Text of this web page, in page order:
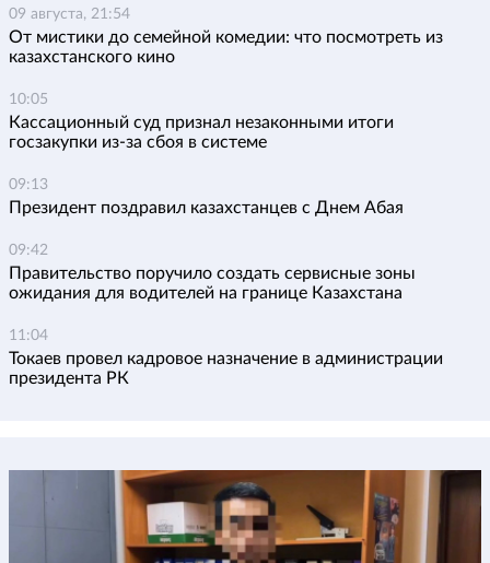
09 августа, 21:54
От мистики до семейной комедии: что посмотреть из
казахстанского кино
10:05
Кассационный суд признал незаконными итоги
госзакупки из-за сбоя в системе
09:13
Президент поздравил казахстанцев с Днем Абая
09:42
Правительство поручило создать сервисные зоны
ожидания для водителей на границе Казахстана
11:04
Токаев провел кадровое назначение в администрации
президента РК